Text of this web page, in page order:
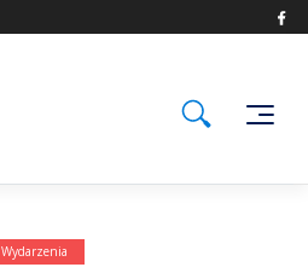
Wydarzenia